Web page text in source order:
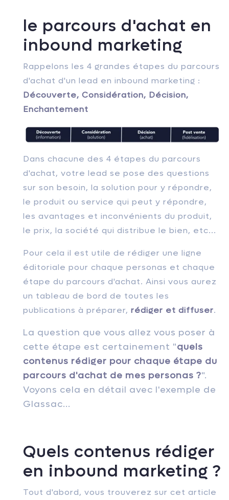
le parcours d'achat en
inbound marketing
Rappelons les 4 grandes étapes du parcours
d'achat d'un lead en inbound marketing :
Découverte, Considération, Décision,
Enchantement
Dans chacune des 4 étapes du parcours
d'achat, votre lead se pose des questions
sur son besoin, la solution pour y répondre,
le produit ou service qui peut y répondre,
les avantages et inconvénients du produit,
le prix, la société qui distribue le bien, etc...
Pour cela il est utile de rédiger une ligne
éditoriale pour chaque personas et chaque
étape du parcours d'achat. Ainsi vous aurez
un tableau de bord de toutes les
publications à préparer, rédiger et diffuser.
La question que vous allez vous poser à
cette étape est certainement "quels
contenus rédiger pour chaque étape du
parcours d'achat de mes personas ?".
Voyons cela en détail avec l'exemple de
Glassac...
Quels contenus rédiger
en inbound marketing ?
Tout d'abord, vous trouverez sur cet article